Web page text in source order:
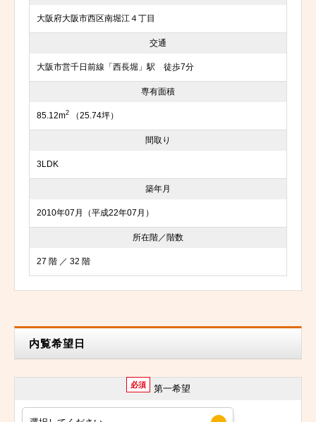
大阪府大阪市西区南堀江４丁目
交通
大阪市営千日前線「西長堀」駅 徒歩7分
専有面積
85.12m2 （25.74坪）
間取り
3LDK
築年月
2010年07月（平成22年07月）
所在階／階数
27 階 ／ 32 階
内覧希望日
必須 第一希望